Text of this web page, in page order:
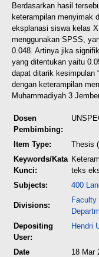
Berdasarkan hasil
keterampilan menyimak
eksplanasi siswa kelas
menggunakan SPSS,
0.048. Artinya jika
yang ditentukan yaitu
dapat ditarik kesimpulan
dengan keterampilan
Muhammadiyah 3
Dosen
Pembimbing:
Item Type:
Thesis
Keywords/Kata
Kunci:
teks
Subjects:
400
Divisions:
Faculty
Depositing
User:
Hendri
Date
18 Mar